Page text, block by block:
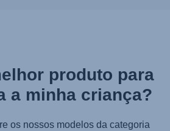
produto para
a minha criança?
os nossos modelos da categoria